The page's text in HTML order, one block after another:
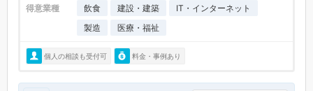
得意業種 飲食 建設・建築
IT・インターネット
製造
医療・福祉
個人の相談も受付可 料金・事例あり